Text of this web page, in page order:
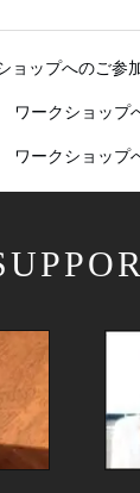
ョップへのご参
ワークショップ
ワークショップ